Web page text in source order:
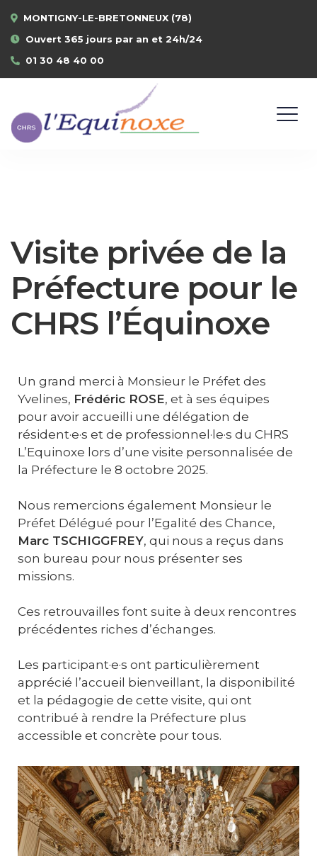
MONTIGNY-LE-BRETONNEUX (78)
Ouvert 365 jours par an et 24h/24
01 30 48 40 00
Visite privée de la
Préfecture pour le
CHRS l’Équinoxe
Un grand merci à Monsieur le Préfet des
Yvelines, Frédéric ROSE, et à ses équipes
pour avoir accueilli une délégation de
résident·e·s et de professionnel·le·s du CHRS
L’Equinoxe lors d’une visite personnalisée de
la Préfecture le 8 octobre 2025.
Nous remercions également Monsieur le
Préfet Délégué pour l’Egalité des Chance,
Marc TSCHIGGFREY, qui nous a reçus dans
son bureau pour nous présenter ses
missions.
Ces retrouvailles font suite à deux rencontres
précédentes riches d’échanges.
Les participant·e·s ont particulièrement
apprécié l’accueil bienveillant, la disponibilité
et la pédagogie de cette visite, qui ont
contribué à rendre la Préfecture plus
accessible et concrète pour tous.